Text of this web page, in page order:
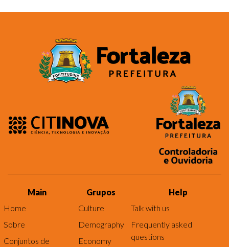
Main
Home
Sobre
Conjuntos de
Grupos
Culture
Demography
Economy
Help
Talk with us
Frequently asked
questions